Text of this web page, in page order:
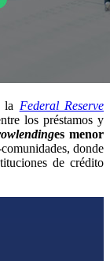
la Federal Reserve
los préstamos y
es menor
donde
de crédito